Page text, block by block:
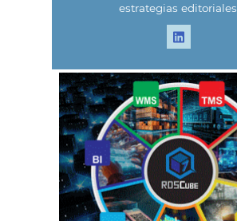
estrategias editoriales.